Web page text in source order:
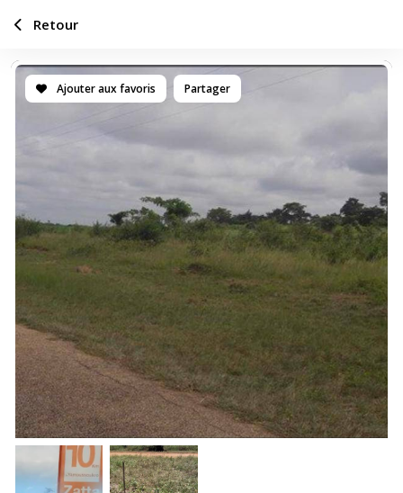
Ajouter aux favoris Partager
Retour